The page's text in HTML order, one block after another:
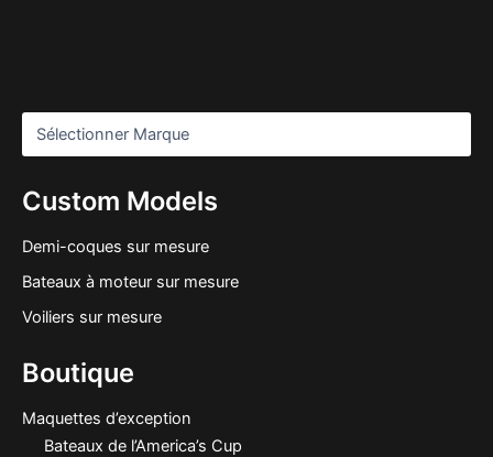
Custom Models
Demi-coques sur mesure
Bateaux à moteur sur mesure
Voiliers sur mesure
Boutique
Maquettes d’exception
Bateaux de l’America’s Cup